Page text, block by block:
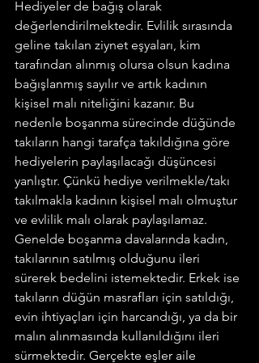
Hediyeler de bağış olarak
değerlendirilmektedir. Evlilik sırasında
geline takılan ziynet eşyaları, kim
tarafından alınmış olursa olsun kadına
bağışlanmış sayılır ve artık kadının
kişisel malı niteliğini kazanır. Bu
nedenle boşanma sürecinde düğünde
takıların hangi tarafça takıldığına göre
hediyelerin paylaşılacağı düşüncesi
yanlıştır. Çünkü hediye verilmekle/takı
takılmakla kadının kişisel malı olmuştur
ve evlilik malı olarak paylaşılamaz.
Genelde boşanma davalarında kadın,
takılarının satılmış olduğunu ileri
sürerek bedelini istemektedir. Erkek ise
takıların düğün masrafları için satıldığı,
evin ihtiyaçları için harcandığı, ya da bir
malın alınmasında kullanıldığını ileri
sürmektedir. Gerçekte eşler aile